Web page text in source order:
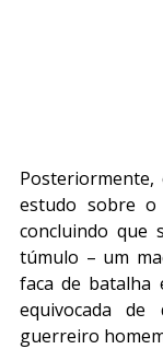
estudo sobre o
concluindo que
túmulo – um
faca de batalha
equivocada
guerreiro